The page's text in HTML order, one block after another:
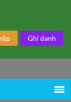
Ghi danh